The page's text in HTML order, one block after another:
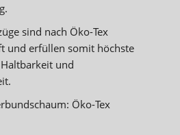
sind nach Öko-Tex
und erfüllen somit höchste
und
Öko-Tex